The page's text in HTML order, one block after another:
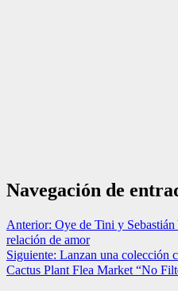
Navegación de
Anterior: Oye de Tini y
relación de amor
Siguiente: Lanzan una colección
Cactus Plant Flea Market “No